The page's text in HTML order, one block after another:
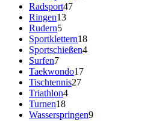
Radsport47
Ringen13
Rudern5
Sportklettern18
Sportschießen4
Surfen7
Taekwondo17
Tischtennis27
Triathlon4
Turnen18
Wasserspringen9